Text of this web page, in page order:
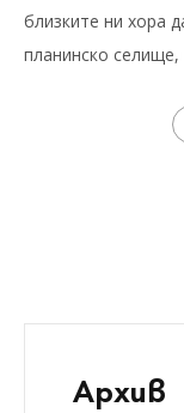
близките ни хора
планинско
Архив